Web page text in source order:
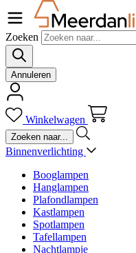
Zoeken
Annuleren
Winkelwagen
Binnenverlichting
Booglampen
Hanglampen
Plafondlampen
Kastlampen
Spotlampen
Tafellampen
Nachtlampje